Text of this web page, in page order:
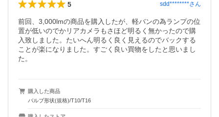
5 sdd********さん
前回、3,000lmの商品を購入したが、軽バンの為ランプの位
置が低いのでかリアカメラもさほど明るく無かったので購
入致しました。たいへん明るく良く見えるのでバックする
ことが楽になりました。すごく良い買物をしたと思いまし
た。
購入した商品
バルブ形状(規格)/T10/T16